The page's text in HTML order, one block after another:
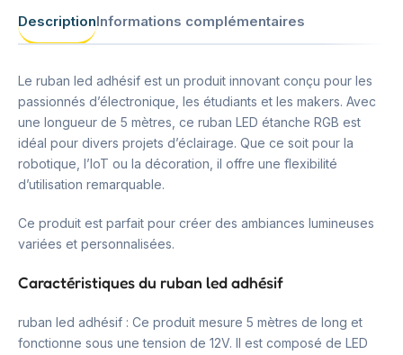
DescriptionInformations complémentaires
Le ruban led adhésif est un produit innovant conçu pour les
passionnés d’électronique, les étudiants et les makers. Avec
une longueur de 5 mètres, ce ruban LED étanche RGB est
idéal pour divers projets d’éclairage. Que ce soit pour la
robotique, l’IoT ou la décoration, il offre une flexibilité
d’utilisation remarquable.
Ce produit est parfait pour créer des ambiances lumineuses
variées et personnalisées.
Caractéristiques du ruban led adhésif
ruban led adhésif : Ce produit mesure 5 mètres de long et
fonctionne sous une tension de 12V. Il est composé de LED